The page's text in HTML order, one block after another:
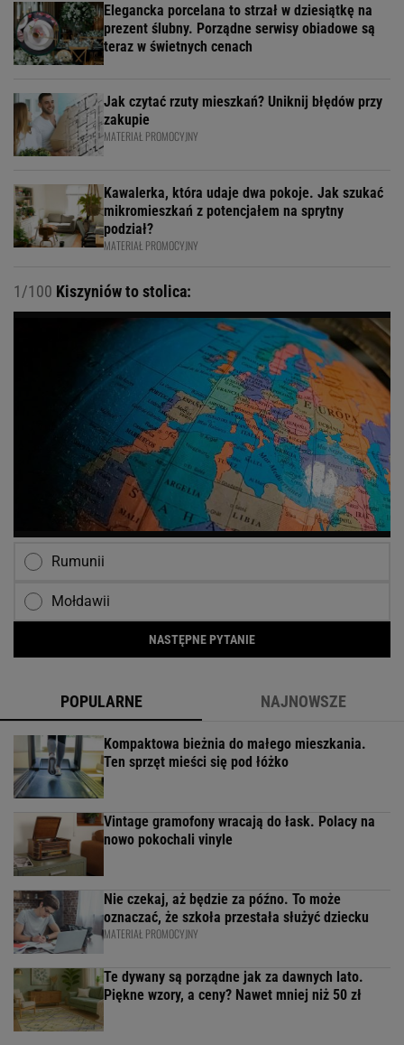
Elegancka porcelana to strzał w dziesiątkę na
prezent ślubny. Porządne serwisy obiadowe są
teraz w świetnych cenach
Jak czytać rzuty mieszkań? Uniknij błędów przy
zakupie
MATERIAŁ PROMOCYJNY
Kawalerka, która udaje dwa pokoje. Jak szukać
mikromieszkań z potencjałem na sprytny
podział?
MATERIAŁ PROMOCYJNY
1/100 Kiszyniów to stolica:
Rumunii
Mołdawii
NASTĘPNE PYTANIE
POPULARNE NAJNOWSZE
Kompaktowa bieżnia do małego mieszkania.
Ten sprzęt mieści się pod łóżko
Vintage gramofony wracają do łask. Polacy na
nowo pokochali vinyle
Nie czekaj, aż będzie za późno. To może
oznaczać, że szkoła przestała służyć dziecku
MATERIAŁ PROMOCYJNY
Te dywany są porządne jak za dawnych lato.
Piękne wzory, a ceny? Nawet mniej niż 50 zł